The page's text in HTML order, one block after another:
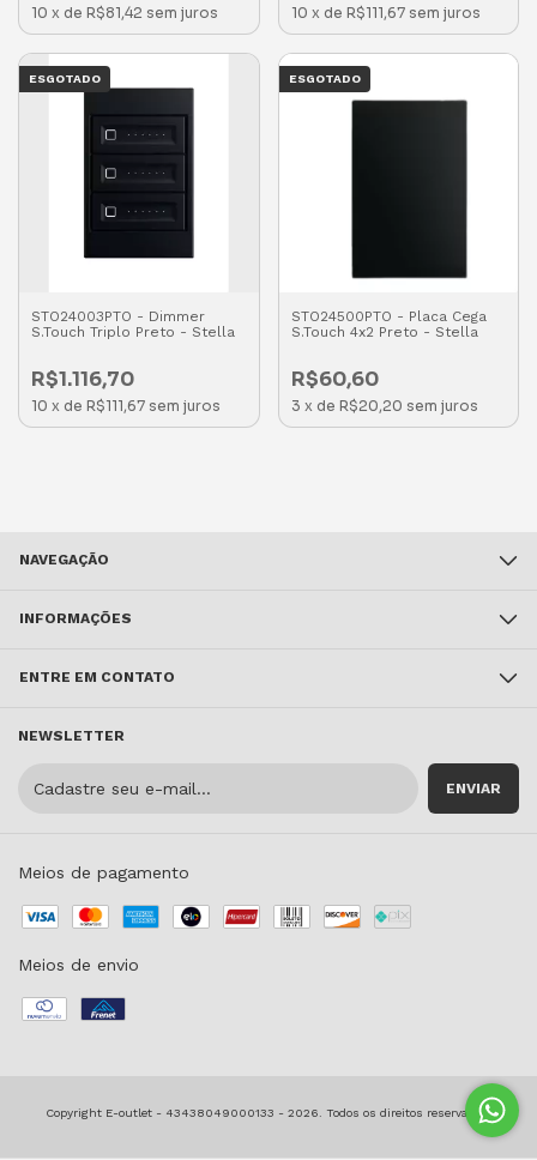
10 x de R$81,42 sem juros 10 x de R$111,67 sem juros
ESGOTADO
STO24003PTO - Dimmer
S.Touch Triplo Preto - Stella
R$1.116,70
10 x de R$111,67 sem juros
ESGOTADO
STO24500PTO - Placa Cega
S.Touch 4x2 Preto - Stella
R$60,60
3 x de R$20,20 sem juros
NAVEGAÇÃO
INFORMAÇÕES
ENTRE EM CONTATO
NEWSLETTER
Meios de pagamento
Meios de envio
Copyright E-outlet - 43438049000133 - 2026. Todos os direitos reservados.